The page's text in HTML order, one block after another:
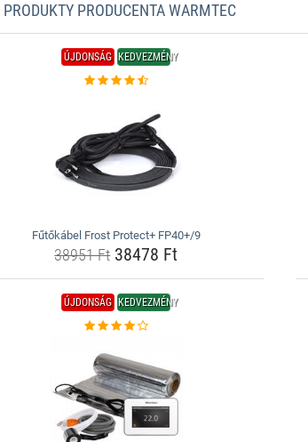
PRODUCENTA WARMTEC
ÚJDONSÁG KEDVEZMÉNY
Fűtőkábel Frost Protect+ FP40+/9
38951 Ft38478 Ft
ÚJDONSÁG KEDVEZMÉNY